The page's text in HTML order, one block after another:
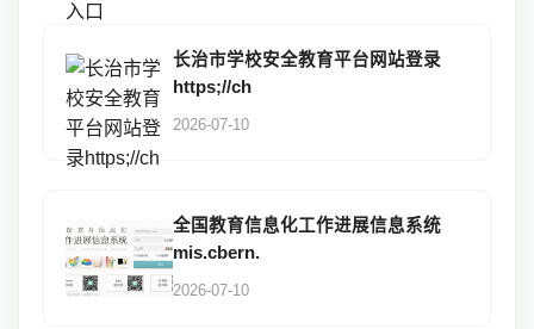
长治市学校安全教育平台网站登录
https;//ch
2026-07-10
全国教育信息化工作进展信息系统
mis.cbern.
2026-07-10